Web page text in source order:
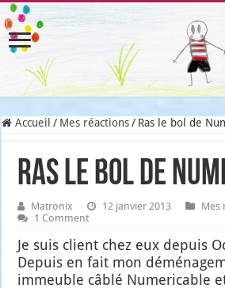
Accueil / Mes réactions / Ras le bol de
Ras le bol de
Matronix 12 janvier 2013
Mes
1 Comment
Je suis client chez eux depuis
Depuis en fait mon
immeuble câblé Nume­ri­cable